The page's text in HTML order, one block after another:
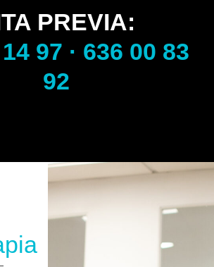
PREVIA:
97 · 636 00 83
92